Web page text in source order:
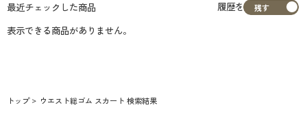
最近チェックした商品
履歴を
表示できる商品がありません。
トップ ウエスト総ゴム スカート 検索結果